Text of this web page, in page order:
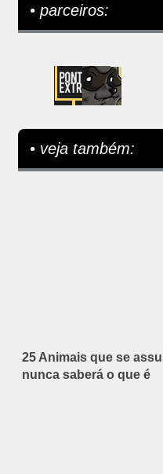
• parceiros:
• veja também:
25 Animais que se
nunca saberá o que é